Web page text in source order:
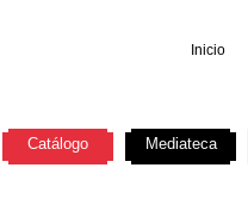
Inicio
Catálogo Mediateca